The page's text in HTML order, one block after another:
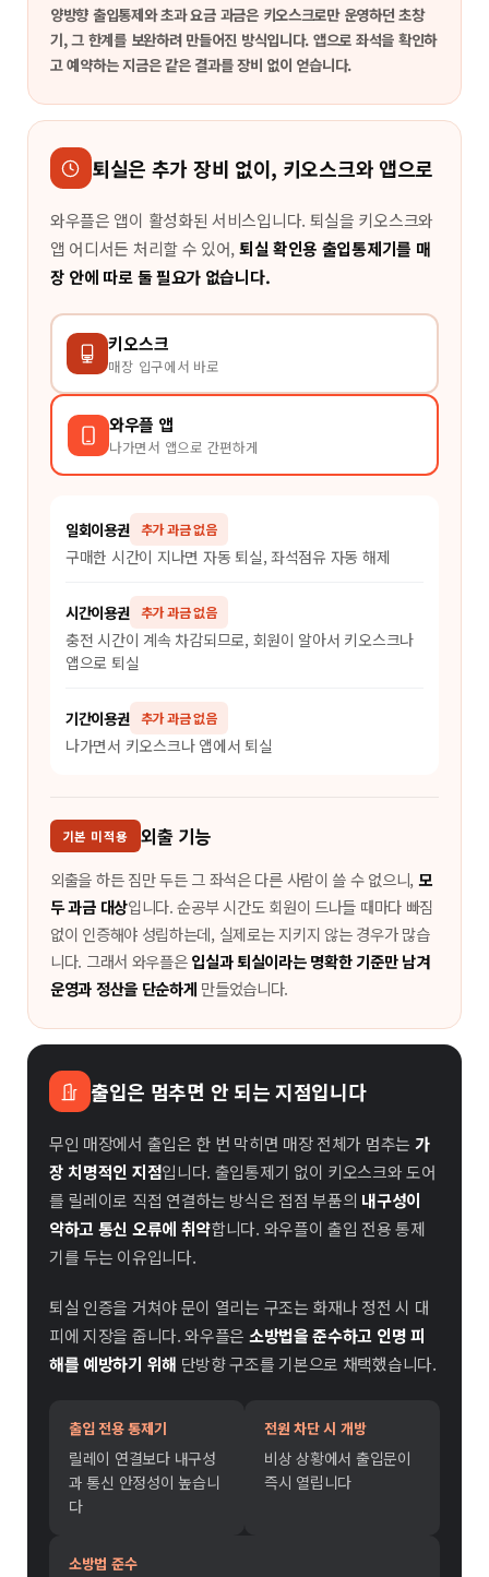
양방향 출입통제와 초과 요금 과금은 키오스크로만 운영하던 초창
기, 그 한계를 보완하려 만들어진 방식입니다. 앱으로 좌석을 확인하
고 예약하는 지금은 같은 결과를 장비 없이 얻습니다.
퇴실은 추가 장비 없이, 키오스크와 앱으로
와우플은 앱이 활성화된 서비스입니다. 퇴실을 키오스크와
앱 어디서든 처리할 수 있어, 퇴실 확인용 출입통제기를 매
장 안에 따로 둘 필요가 없습니다.
키오스크
매장 입구에서 바로
와우플 앱
나가면서 앱으로 간편하게
일회이용권
구매한 시간이 지나면 자동 퇴실, 좌석점유 자동 해제
추가 과금 없음
시간이용권
충전 시간이 계속 차감되므로, 회원이 알아서 키오스크나
앱으로 퇴실
추가 과금 없음
기간이용권
나가면서 키오스크나 앱에서 퇴실
추가 과금 없음
기본 미적용 외출 기능
외출을 하든 짐만 두든 그 좌석은 다른 사람이 쓸 수 없으니, 모
두 과금 대상입니다. 순공부 시간도 회원이 드나들 때마다 빠짐
없이 인증해야 성립하는데, 실제로는 지키지 않는 경우가 많습
니다. 그래서 와우플은입실과 퇴실이라는 명확한 기준만 남겨
운영과 정산을 단순하게 만들었습니다.
출입은 멈추면 안 되는 지점입니다
무인 매장에서 출입은 한 번 막히면 매장 전체가 멈추는 가
장 치명적인 지점입니다. 출입통제기 없이 키오스크와 도어
를 릴레이로 직접 연결하는 방식은 접점 부품의 내구성이
약하고 통신 오류에 취약합니다. 와우플이 출입 전용 통제
기를 두는 이유입니다.
퇴실 인증을 거쳐야 문이 열리는 구조는 화재나 정전 시 대
피에 지장을 줍니다. 와우플은 소방법을 준수하고 인명 피
해를 예방하기 위해 단방향 구조를 기본으로 채택했습니다.
출입 전용 통제기
릴레이 연결보다 내구성
과 통신 안정성이 높습니
다
전원 차단 시 개방
비상 상황에서 출입문이
즉시 열립니다
소방법 준수